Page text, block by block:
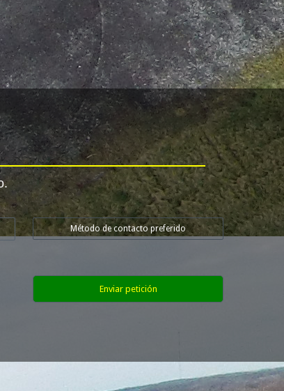
Método de contacto preferido